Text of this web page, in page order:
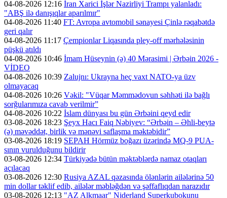
04-08-2026 12:16 İran Xarici İşlər Nazirliyi Trampı yalanladı:
"ABŞ ilə danışıqlar aparılmır"
04-08-2026 11:40 FT: Avropa avtomobil sənayesi Çinlə rəqabətdə
geri qalır
04-08-2026 11:17 Çempionlar Liqasında pley-off mərhələsinin
püşkü atıldı
04-08-2026 10:46 İmam Hüseynin (ə) 40 Mərasimi | Ərbəin 2026 -
VİDEO
04-08-2026 10:39 Zalujnı: Ukrayna heç vaxt NATO-ya üzv
olmayacaq
04-08-2026 10:26 Vəkil: "Vüqar Məmmədovun səhhəti ilə bağlı
sorğularımıza cavab verilmir”
04-08-2026 10:22 İslam dünyası bu gün Ərbəini qeyd edir
03-08-2026 18:23 Şeyx Hacı Faiq Nəbiyev: “Ərbəin – Əhli-beytə
(ə) məvəddət, birlik və mənəvi saflaşma məktəbidir”
03-08-2026 18:19 SEPAH Hörmüz boğazı üzərində MQ-9 PUA-
sının vurulduğunu bildirir
03-08-2026 12:34 Türkiyədə bütün məktəblərdə namaz otaqları
açılacaq
03-08-2026 12:30 Rusiya AZAL qəzasında ölənlərin ailələrinə 50
min dollar təklif edib, ailələr məbləğdən və şəffaflıqdan narazıdır
03-08-2026 12:13 "AZ Alkmaar" Niderland Superkubokunu